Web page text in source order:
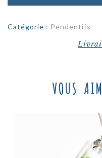
Catégorie : Pendentifs
VOUS